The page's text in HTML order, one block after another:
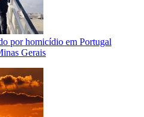
por homicídio em Portugal
Gerais